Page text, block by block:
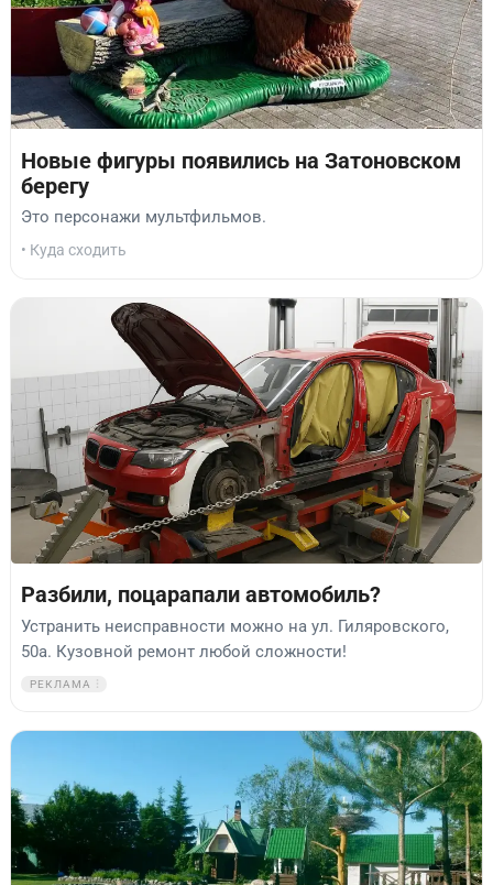
Новые фигуры появились на Затоновском
берегу
Это персонажи мультфильмов.
• Куда сходить
Разбили, поцарапали автомобиль?
Устранить неисправности можно на ул. Гиляровского,
50а. Кузовной ремонт любой сложности!
РЕКЛАМА